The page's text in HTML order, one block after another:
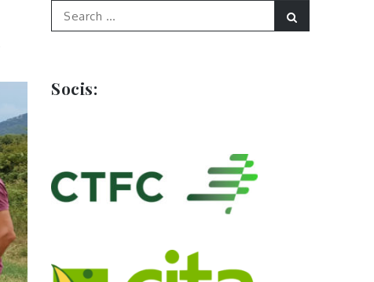
Search
for:
Socis: